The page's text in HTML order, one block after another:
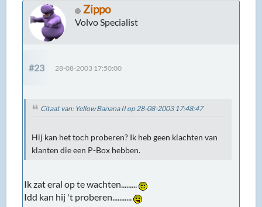
Zippo
Volvo Specialist
#23 28-08-2003 17:50:00
Citaat van: Yellow Banana II op 28-08-2003 17:48:47
Hij kan het toch proberen? Ik heb geen klachten van
klanten die een P-Box hebben.
Ik zat eral op te wachten.........
Idd kan hij 't proberen...........